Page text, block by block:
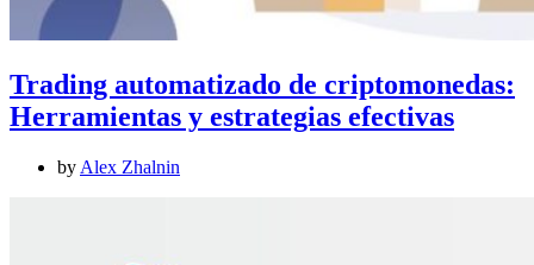
Trading automatizado de criptomonedas:
Herramientas y estrategias efectivas
by Alex Zhalnin